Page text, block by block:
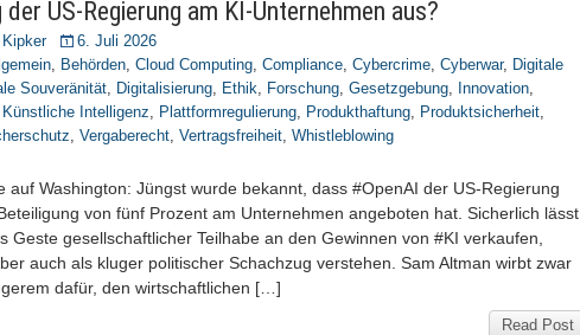
der US-Regierung am KI-Unternehmen aus?
6. Juli 2026
, Behörden, Cloud Computing, Compliance, Cybercrime, Cyberwar, Digitale
Souveränität, Digitalisierung, Ethik, Forschung, Gesetzgebung, Innovation,
Künstliche Intelligenz, Plattformregulierung, Produkthaftung, Produktsicherheit,
, Vergaberecht, Vertragsfreiheit, Whistleblowing
auf Washington: Jüngst wurde bekannt, dass #OpenAI der US-Regierung
von fünf Prozent am Unternehmen angeboten hat. Sicherlich lässt
Geste gesellschaftlicher Teilhabe an den Gewinnen von #KI verkaufen,
auch als kluger politischer Schachzug verstehen. Sam Altman wirbt zwar
dafür, den wirtschaftlichen […]
Read Post